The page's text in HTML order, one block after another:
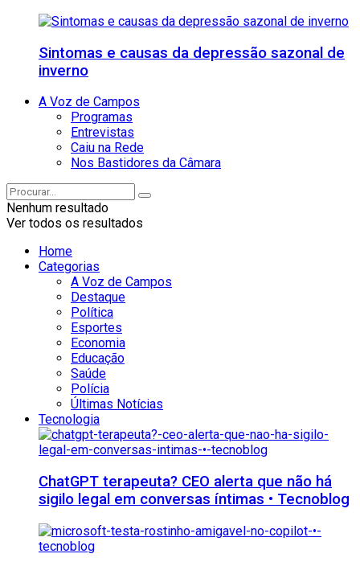
Sintomas e causas da depressão sazonal de
inverno
A Voz de Campos
Programas
Entrevistas
Caiu na Rede
Nos Bastidores da Câmara
Nenhum resultado
Ver todos os resultados
Home
Categorias
A Voz de Campos
Destaque
Política
Esportes
Economia
Educação
Saúde
Polícia
Últimas Notícias
Tecnologia
ChatGPT terapeuta? CEO alerta que não há
sigilo legal em conversas íntimas • Tecnoblog